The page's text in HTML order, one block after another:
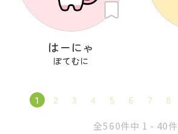
はーにゃ
ぽてむに
1 2 3 4 5 6 7 8
全560件中 1 - 40件